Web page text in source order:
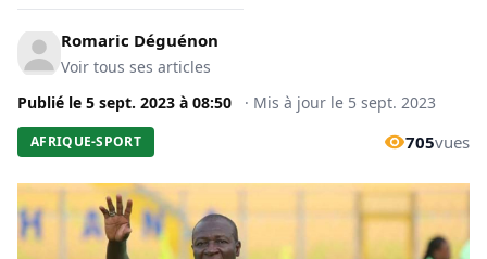
Romaric Déguénon
Voir tous ses articles
Publié le 5 sept. 2023 à 08:50 · Mis à jour le 5 sept. 2023
AFRIQUE-SPORT 705vues